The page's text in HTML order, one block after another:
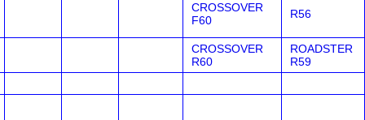
CROSSOVER
F60
R56
CROSSOVER
R60
ROADSTER
R59